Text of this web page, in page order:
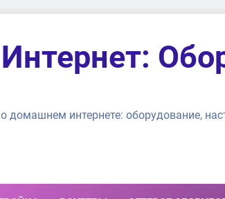
домашнем интернете: оборудование,